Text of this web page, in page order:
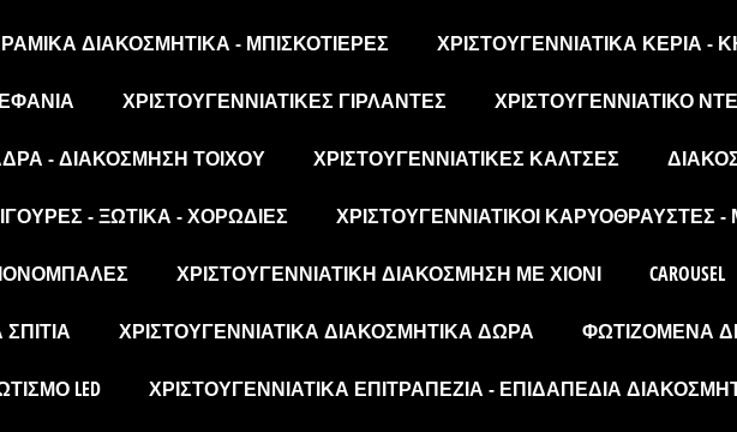
ΔΙΑΚΟΣΜΗΤΙΚΆ - ΜΠΙΣΚΟΤΙΈΡΕΣ ΧΡΙΣΤΟΥΓΕΝΝΙΆΤΙΚΑ ΚΕΡΙΆ -
ΧΡΙΣΤΟΥΓΕΝΝΙΆΤΙΚΕΣ ΓΙΡΛΆΝΤΕΣ ΧΡΙΣΤΟΥΓΕΝΝΙΆΤΙΚΟ
- ΔΙΑΚΌΣΜΗΣΗ ΤΟΊΧΟΥ ΧΡΙΣΤΟΥΓΕΝΝΙΆΤΙΚΕΣ ΚΆΛΤΣΕΣ
- ΞΩΤΙΚΆ - ΧΟΡΩΔΊΕΣ ΧΡΙΣΤΟΥΓΕΝΝΙΆΤΙΚΟΙ ΚΑΡΥΟΘΡΑΎΣΤΕΣ -
ΧΡΙΣΤΟΥΓΕΝΝΙΆΤΙΚΗ ΔΙΑΚΌΣΜΗΣΗ ΜΕ ΧΙΌΝΙ CAROUSEL
ΧΡΙΣΤΟΥΓΕΝΝΙΆΤΙΚΑ ΔΙΑΚΟΣΜΗΤΙΚΆ ΔΏΡΑ ΦΩΤΙΖΌΜΕΝΑ
LED ΧΡΙΣΤΟΥΓΕΝΝΙΆΤΙΚΑ ΕΠΙΤΡΑΠΈΖΙΑ - ΕΠΙΔΑΠΈΔΙΑ